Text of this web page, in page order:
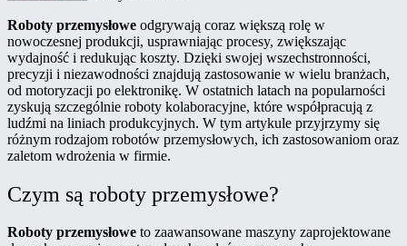
Roboty przemysłowe odgrywają coraz większą rolę w
nowoczesnej produkcji, usprawniając procesy, zwiększając
wydajność i redukując koszty. Dzięki swojej wszechstronności,
precyzji i niezawodności znajdują zastosowanie w wielu branżach,
od motoryzacji po elektronikę. W ostatnich latach na popularności
zyskują szczególnie roboty kolaboracyjne, które współpracują z
ludźmi na liniach produkcyjnych. W tym artykule przyjrzymy się
różnym rodzajom robotów przemysłowych, ich zastosowaniom oraz
zaletom wdrożenia w firmie.
Czym są roboty przemysłowe?
Roboty przemysłowe to zaawansowane maszyny zaprojektowane